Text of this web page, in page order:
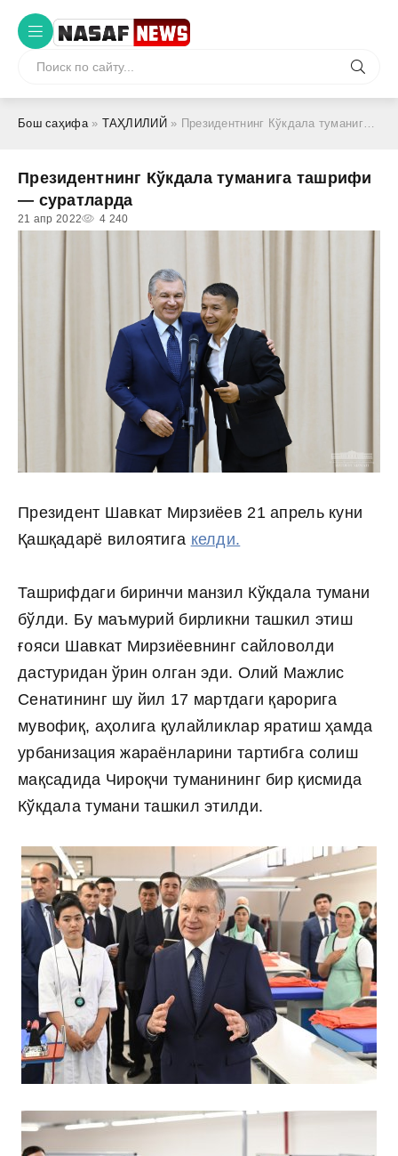
Бош саҳифа» ТАҲЛИЛИЙ » Президентнинг Кўкдала туманига ташрифи — суратларда
Президентнинг Кўкдала туманига ташрифи
— суратларда
21 апр 2022 4 240
Президент Шавкат Мирзиёев 21 апрель куни
Қашқадарё вилоятига келди.
Ташрифдаги биринчи манзил Кўкдала тумани
бўлди. Бу маъмурий бирликни ташкил этиш
ғояси Шавкат Мирзиёевнинг сайловолди
дастуридан ўрин олган эди. Олий Мажлис
Сенатининг шу йил 17 мартдаги қарорига
мувофиқ, аҳолига қулайликлар яратиш ҳамда
урбанизация жараёнларини тартибга солиш
мақсадида Чироқчи туманининг бир қисмида
Кўкдала тумани ташкил этилди.